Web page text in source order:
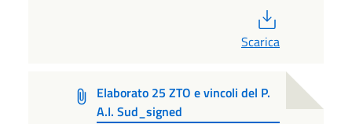
Scarica
Elaborato 25 ZTO e vincoli del P.
A.I. Sud_signed